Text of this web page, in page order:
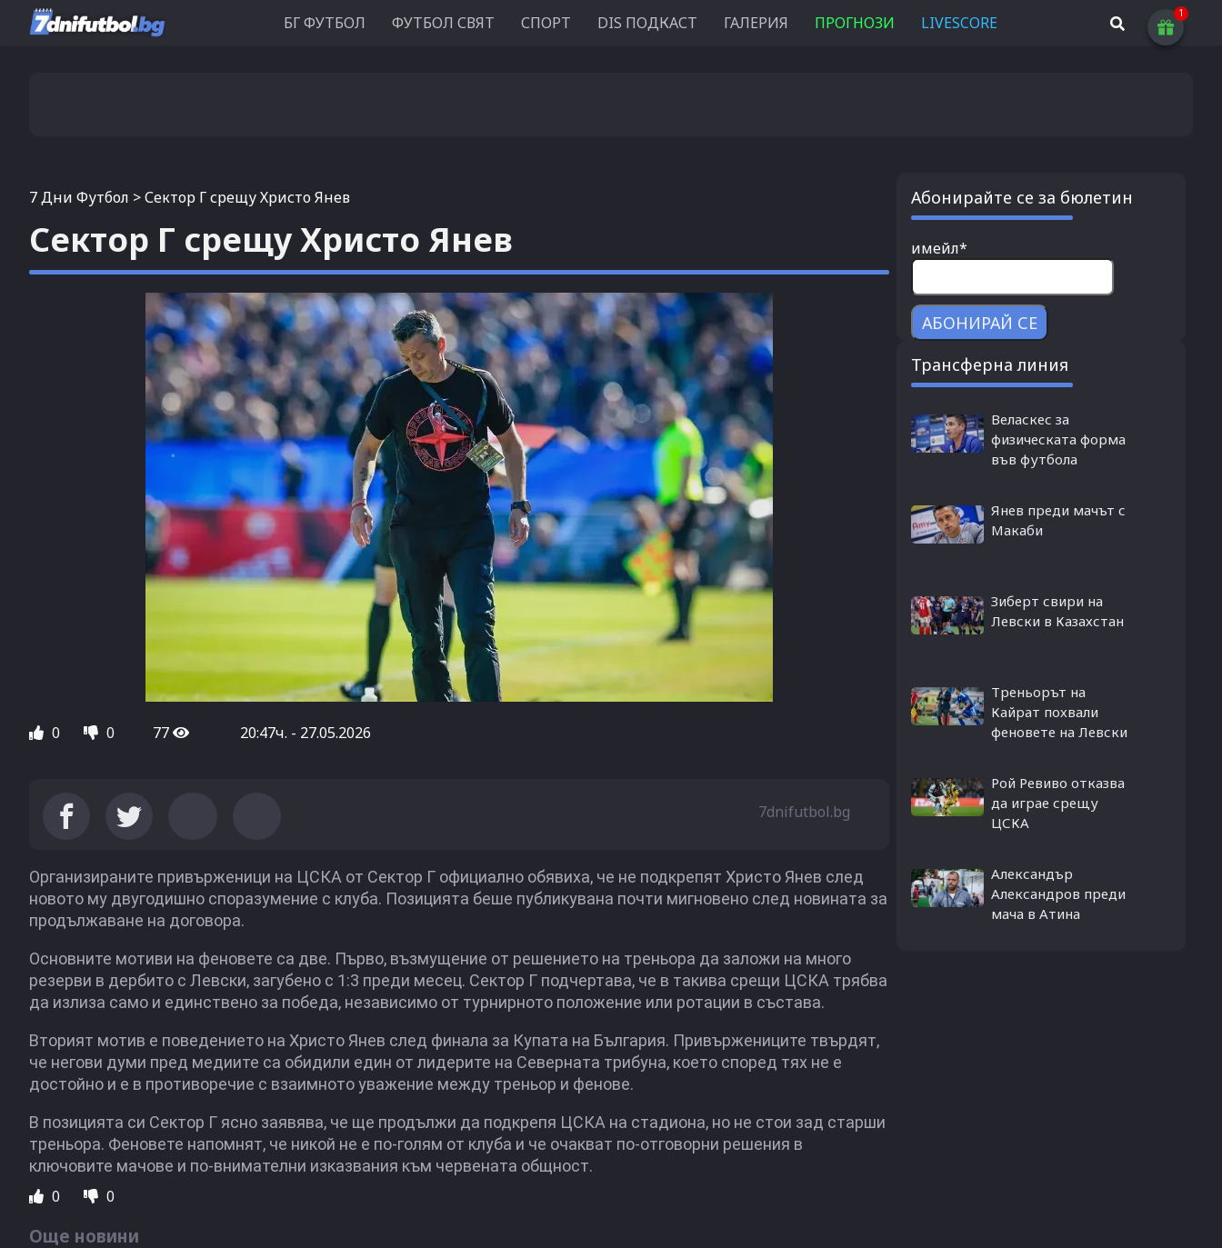
БГ ФУТБОЛ ФУТБОЛ СВЯТ СПОРТ DIS ПОДКАСТ ГАЛЕРИЯ ПРОГНОЗИ LIVESCORE
7 Дни Футбол >Сектор Г срещу Христо Янев
Сектор Г срещу Христо Янев
0 0 77 20:47ч. - 27.05.2026
7dnifutbol.bg
Организираните привърженици на ЦСКА от Сектор Г официално обявиха, че не подкрепят Христо Янев след
новото му двугодишно споразумение с клуба. Позицията беше публикувана почти мигновено след новината за
продължаване на договора.
Основните мотиви на феновете са две. Първо, възмущение от решението на треньора да заложи на много
резерви в дербито с Левски, загубено с 1:3 преди месец. Сектор Г подчертава, че в такива срещи ЦСКА трябва
да излиза само и единствено за победа, независимо от турнирното положение или ротации в състава.
Вторият мотив е поведението на Христо Янев след финала за Купата на България. Привържениците твърдят,
че негови думи пред медиите са обидили един от лидерите на Северната трибуна, което според тях не е
достойно и е в противоречие с взаимното уважение между треньор и фенове.
В позицията си Сектор Г ясно заявява, че ще продължи да подкрепя ЦСКА на стадиона, но не стои зад старши
треньора. Феновете напомнят, че никой не е по-голям от клуба и че очакват по-отговорни решения в
ключовите мачове и по-внимателни изказвания към червената общност.
0 0
Още новини
Абонирайте се за бюлетин
имейл*
Трансферна линия
Веласкес за
физическата форма
във футбола
Янев преди мачът с
Макаби
Зиберт свири на
Левски в Казахстан
Треньорът на
Кайрат похвали
феновете на Левски
Рой Ревиво отказва
да играе срещу
ЦСКА
Александър
Александров преди
мача в Атина